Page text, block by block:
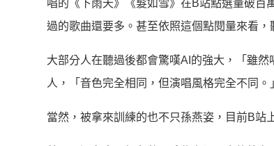
唱的《下雨天》《髮如雪》在B站點選量破百
過的歌曲還要多。甚至依照這個點閱量來看
大部分人在聽過後都會驚嘆AI的強大，「雖
人，「音色完全相同，但演唱風格完全不同。
當然，被拿來訓練的也不只孫燕姿，目前B站